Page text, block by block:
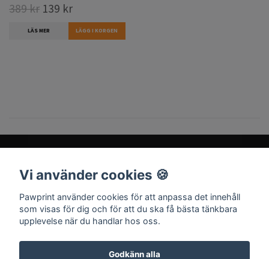
389 kr 139 kr
LÄS MER
Sociala medier
Vi använder cookies 🍪
Pawprint använder cookies för att anpassa det innehåll
som visas för dig och för att du ska få bästa tänkbara
upplevelse när du handlar hos oss.
Godkänn alla